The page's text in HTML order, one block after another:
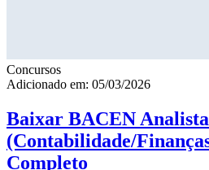
Concursos
Adicionado em: 05/03/2026
Baixar BACEN
(Contabilidade/
Completo